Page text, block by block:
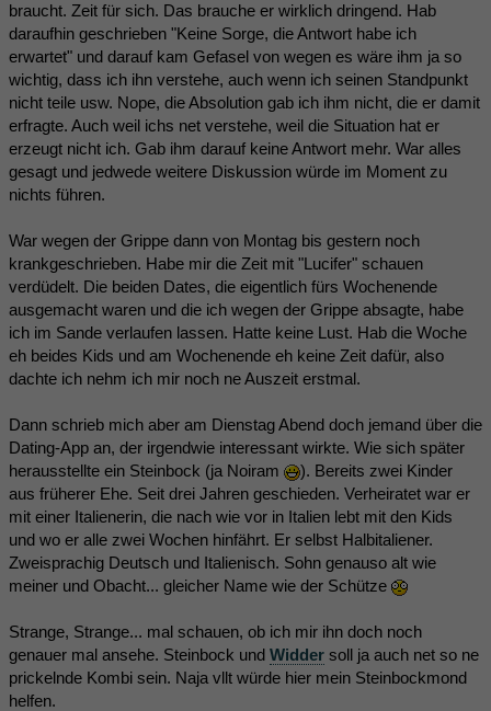
braucht. Zeit für sich. Das brauche er wirklich dringend. Hab
daraufhin geschrieben "Keine Sorge, die Antwort habe ich
erwartet" und darauf kam Gefasel von wegen es wäre ihm ja so
wichtig, dass ich ihn verstehe, auch wenn ich seinen Standpunkt
nicht teile usw. Nope, die Absolution gab ich ihm nicht, die er damit
erfragte. Auch weil ichs net verstehe, weil die Situation hat er
erzeugt nicht ich. Gab ihm darauf keine Antwort mehr. War alles
gesagt und jedwede weitere Diskussion würde im Moment zu
nichts führen.
War wegen der Grippe dann von Montag bis gestern noch
krankgeschrieben. Habe mir die Zeit mit "Lucifer" schauen
verdüdelt. Die beiden Dates, die eigentlich fürs Wochenende
ausgemacht waren und die ich wegen der Grippe absagte, habe
ich im Sande verlaufen lassen. Hatte keine Lust. Hab die Woche
eh beides Kids und am Wochenende eh keine Zeit dafür, also
dachte ich nehm ich mir noch ne Auszeit erstmal.
Dann schrieb mich aber am Dienstag Abend doch jemand über die
Dating-App an, der irgendwie interessant wirkte. Wie sich später
herausstellte ein Steinbock (ja Noiram
). Bereits zwei Kinder
aus früherer Ehe. Seit drei Jahren geschieden. Verheiratet war er
mit einer Italienerin, die nach wie vor in Italien lebt mit den Kids
und wo er alle zwei Wochen hinfährt. Er selbst Halbitaliener.
Zweisprachig Deutsch und Italienisch. Sohn genauso alt wie
meiner und Obacht... gleicher Name wie der Schütze
Strange, Strange... mal schauen, ob ich mir ihn doch noch
genauer mal ansehe. Steinbock und Widder soll ja auch net so ne
prickelnde Kombi sein. Naja vllt würde hier mein Steinbockmond
helfen.